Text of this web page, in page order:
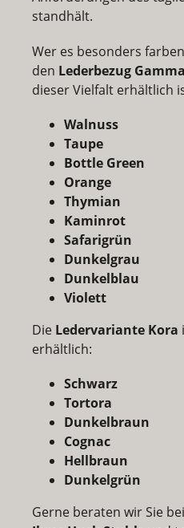
standhält.
Wer es besonders
den Lederbezug Gamma
dieser Vielfalt erhältlich
Walnuss
Taupe
Bottle Green
Orange
Thymian
Kaminrot
Safarigrün
Dunkelgrau
Dunkelblau
Violett
Die Ledervariante Kora
erhältlich:
Schwarz
Tortora
Dunkelbraun
Cognac
Hellbraun
Dunkelgrün
Gerne beraten wir Sie